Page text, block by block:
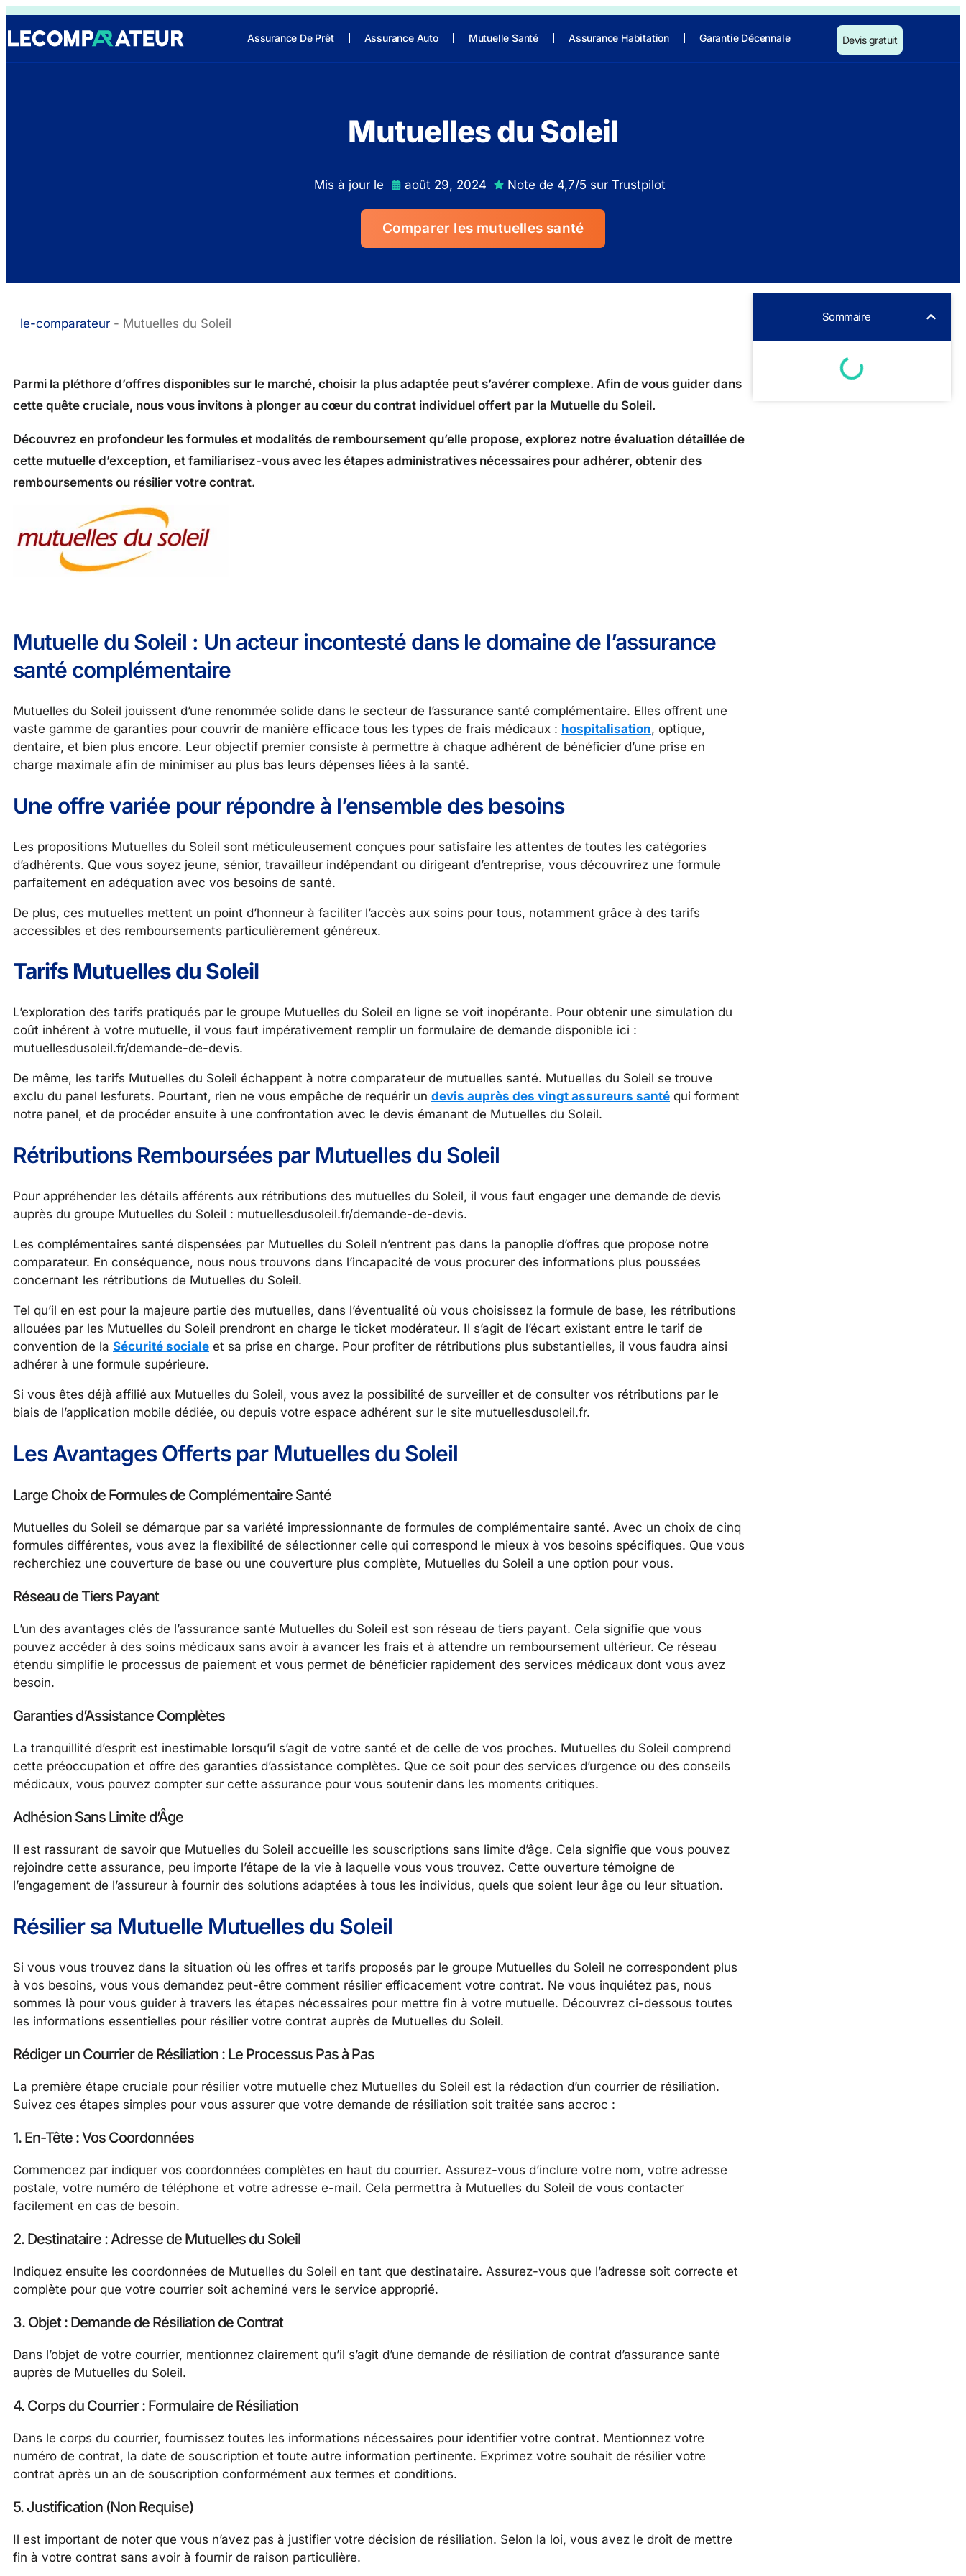
Assurance De Prêt Assurance Auto Mutuelle Santé Assurance Habitation Garantie Décennale Devis gratuit
Mutuelles du Soleil
Mis à jour le août 29, 2024 Note de 4,7/5 sur Trustpilot
Comparer les mutuelles santé
le-comparateur - Mutuelles du Soleil
Parmi la pléthore d’offres disponibles sur le marché, choisir la plus adaptée peut s’avérer complexe. Afin de vous guider dans
cette quête cruciale, nous vous invitons à plonger au cœur du contrat individuel offert par la Mutuelle du Soleil.
Découvrez en profondeur les formules et modalités de remboursement qu’elle propose, explorez notre évaluation détaillée de
cette mutuelle d’exception, et familiarisez-vous avec les étapes administratives nécessaires pour adhérer, obtenir des
remboursements ou résilier votre contrat.
Mutuelle du Soleil : Un acteur incontesté dans le domaine de l’assurance
santé complémentaire
Mutuelles du Soleil jouissent d’une renommée solide dans le secteur de l’assurance santé complémentaire. Elles offrent une
vaste gamme de garanties pour couvrir de manière efficace tous les types de frais médicaux : hospitalisation, optique,
dentaire, et bien plus encore. Leur objectif premier consiste à permettre à chaque adhérent de bénéficier d’une prise en
charge maximale afin de minimiser au plus bas leurs dépenses liées à la santé.
Une offre variée pour répondre à l’ensemble des besoins
Les propositions Mutuelles du Soleil sont méticuleusement conçues pour satisfaire les attentes de toutes les catégories
d’adhérents. Que vous soyez jeune, sénior, travailleur indépendant ou dirigeant d’entreprise, vous découvrirez une formule
parfaitement en adéquation avec vos besoins de santé.
De plus, ces mutuelles mettent un point d’honneur à faciliter l’accès aux soins pour tous, notamment grâce à des tarifs
accessibles et des remboursements particulièrement généreux.
Tarifs Mutuelles du Soleil
L’exploration des tarifs pratiqués par le groupe Mutuelles du Soleil en ligne se voit inopérante. Pour obtenir une simulation du
coût inhérent à votre mutuelle, il vous faut impérativement remplir un formulaire de demande disponible ici :
mutuellesdusoleil.fr/demande-de-devis.
De même, les tarifs Mutuelles du Soleil échappent à notre comparateur de mutuelles santé. Mutuelles du Soleil se trouve
exclu du panel lesfurets. Pourtant, rien ne vous empêche de requérir un devis auprès des vingt assureurs santé qui forment
notre panel, et de procéder ensuite à une confrontation avec le devis émanant de Mutuelles du Soleil.
Rétributions Remboursées par Mutuelles du Soleil
Pour appréhender les détails afférents aux rétributions des mutuelles du Soleil, il vous faut engager une demande de devis
auprès du groupe Mutuelles du Soleil : mutuellesdusoleil.fr/demande-de-devis.
Les complémentaires santé dispensées par Mutuelles du Soleil n’entrent pas dans la panoplie d’offres que propose notre
comparateur. En conséquence, nous nous trouvons dans l’incapacité de vous procurer des informations plus poussées
concernant les rétributions de Mutuelles du Soleil.
Tel qu’il en est pour la majeure partie des mutuelles, dans l’éventualité où vous choisissez la formule de base, les rétributions
allouées par les Mutuelles du Soleil prendront en charge le ticket modérateur. Il s’agit de l’écart existant entre le tarif de
convention de la Sécurité sociale et sa prise en charge. Pour profiter de rétributions plus substantielles, il vous faudra ainsi
adhérer à une formule supérieure.
Si vous êtes déjà affilié aux Mutuelles du Soleil, vous avez la possibilité de surveiller et de consulter vos rétributions par le
biais de l’application mobile dédiée, ou depuis votre espace adhérent sur le site mutuellesdusoleil.fr.
Les Avantages Offerts par Mutuelles du Soleil
Large Choix de Formules de Complémentaire Santé
Mutuelles du Soleil se démarque par sa variété impressionnante de formules de complémentaire santé. Avec un choix de cinq
formules différentes, vous avez la flexibilité de sélectionner celle qui correspond le mieux à vos besoins spécifiques. Que vous
recherchiez une couverture de base ou une couverture plus complète, Mutuelles du Soleil a une option pour vous.
Réseau de Tiers Payant
L’un des avantages clés de l’assurance santé Mutuelles du Soleil est son réseau de tiers payant. Cela signifie que vous
pouvez accéder à des soins médicaux sans avoir à avancer les frais et à attendre un remboursement ultérieur. Ce réseau
étendu simplifie le processus de paiement et vous permet de bénéficier rapidement des services médicaux dont vous avez
besoin.
Garanties d’Assistance Complètes
La tranquillité d’esprit est inestimable lorsqu’il s’agit de votre santé et de celle de vos proches. Mutuelles du Soleil comprend
cette préoccupation et offre des garanties d’assistance complètes. Que ce soit pour des services d’urgence ou des conseils
médicaux, vous pouvez compter sur cette assurance pour vous soutenir dans les moments critiques.
Adhésion Sans Limite d’Âge
Il est rassurant de savoir que Mutuelles du Soleil accueille les souscriptions sans limite d’âge. Cela signifie que vous pouvez
rejoindre cette assurance, peu importe l’étape de la vie à laquelle vous vous trouvez. Cette ouverture témoigne de
l’engagement de l’assureur à fournir des solutions adaptées à tous les individus, quels que soient leur âge ou leur situation.
Résilier sa Mutuelle Mutuelles du Soleil
Si vous vous trouvez dans la situation où les offres et tarifs proposés par le groupe Mutuelles du Soleil ne correspondent plus
à vos besoins, vous vous demandez peut-être comment résilier efficacement votre contrat. Ne vous inquiétez pas, nous
sommes là pour vous guider à travers les étapes nécessaires pour mettre fin à votre mutuelle. Découvrez ci-dessous toutes
les informations essentielles pour résilier votre contrat auprès de Mutuelles du Soleil.
Rédiger un Courrier de Résiliation : Le Processus Pas à Pas
La première étape cruciale pour résilier votre mutuelle chez Mutuelles du Soleil est la rédaction d’un courrier de résiliation.
Suivez ces étapes simples pour vous assurer que votre demande de résiliation soit traitée sans accroc :
1. En-Tête : Vos Coordonnées
Commencez par indiquer vos coordonnées complètes en haut du courrier. Assurez-vous d’inclure votre nom, votre adresse
postale, votre numéro de téléphone et votre adresse e-mail. Cela permettra à Mutuelles du Soleil de vous contacter
facilement en cas de besoin.
2. Destinataire : Adresse de Mutuelles du Soleil
Indiquez ensuite les coordonnées de Mutuelles du Soleil en tant que destinataire. Assurez-vous que l’adresse soit correcte et
complète pour que votre courrier soit acheminé vers le service approprié.
3. Objet : Demande de Résiliation de Contrat
Dans l’objet de votre courrier, mentionnez clairement qu’il s’agit d’une demande de résiliation de contrat d’assurance santé
auprès de Mutuelles du Soleil.
4. Corps du Courrier : Formulaire de Résiliation
Dans le corps du courrier, fournissez toutes les informations nécessaires pour identifier votre contrat. Mentionnez votre
numéro de contrat, la date de souscription et toute autre information pertinente. Exprimez votre souhait de résilier votre
contrat après un an de souscription conformément aux termes et conditions.
5. Justification (Non Requise)
Il est important de noter que vous n’avez pas à justifier votre décision de résiliation. Selon la loi, vous avez le droit de mettre
fin à votre contrat sans avoir à fournir de raison particulière.
Sommaire